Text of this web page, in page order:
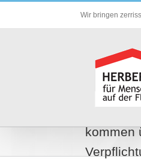
Zum
springen
Wir bringen
kommen